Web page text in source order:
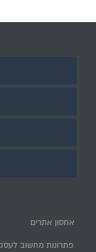
אחסון אתרים
פתרונות מחשוב